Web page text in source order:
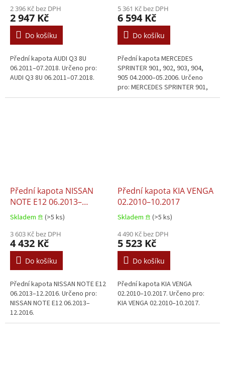
2 396 Kč bez DPH
2 947 Kč
Do košíku
Přední kapota AUDI Q3 8U
06.2011–07.2018. Určeno pro:
AUDI Q3 8U 06.2011–07.2018.
5 361 Kč bez DPH
6 594 Kč
Do košíku
Přední kapota MERCEDES
SPRINTER 901, 902, 903, 904,
905 04.2000–05.2006. Určeno
pro: MERCEDES SPRINTER 901,
902, 903, 904, 905 04.2000–
Přední kapota NISSAN
NOTE E12 06.2013–
12.2016
Skladem 𖠿 (>5 ks)
3 603 Kč bez DPH
4 432 Kč
Do košíku
Přední kapota NISSAN NOTE E12
06.2013–12.2016. Určeno pro:
NISSAN NOTE E12 06.2013–
12.2016.
Přední kapota KIA VENGA
02.2010–10.2017
Skladem 𖠿 (>5 ks)
4 490 Kč bez DPH
5 523 Kč
Do košíku
Přední kapota KIA VENGA
02.2010–10.2017. Určeno pro:
KIA VENGA 02.2010–10.2017.